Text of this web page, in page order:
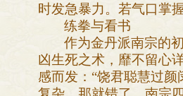
时发急暴力。若气口掌
练拳与看书
作为金丹派南宗的
凶生死之术，靡不留心详
感而发：“饶君聪慧过